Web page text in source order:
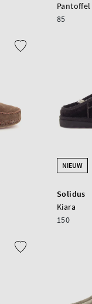
Pantoffel
85
NIEUW
Solidus
Kiara
150